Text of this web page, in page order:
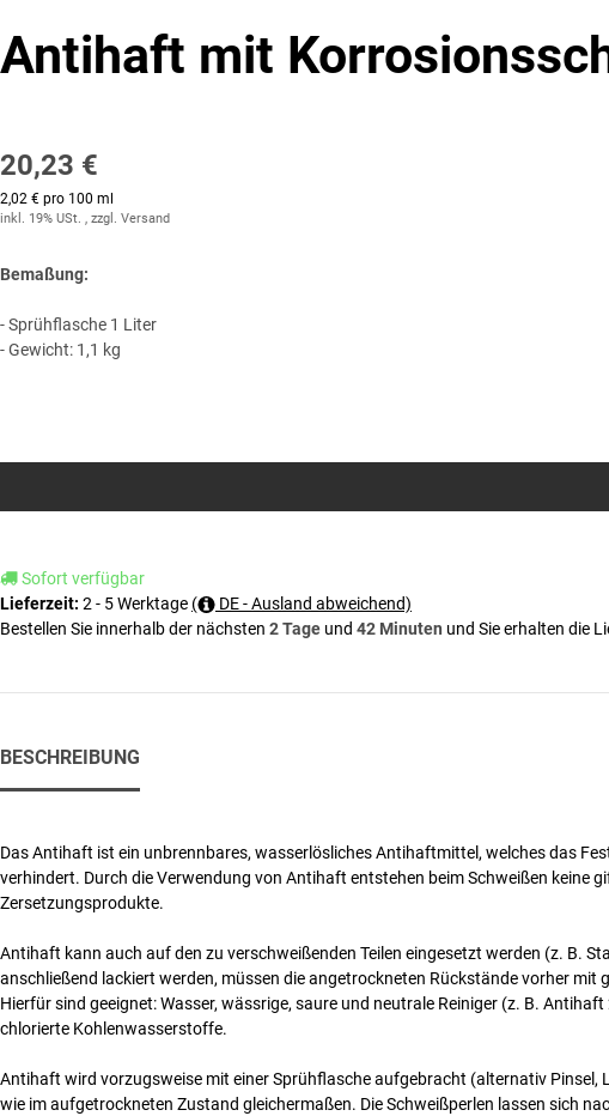
Antihaft mit
20,23 €
2,02 € pro 100 ml
inkl. 19% USt. , zzgl. Versand
Bemaßung:
- Sprühflasche 1 Liter
- Gewicht: 1,1 kg
Sofort verfügbar
Lieferzeit: 2 - 5 Werktage (
DE - Ausland abweichend)
Bestellen Sie innerhalb der nächsten 2 Tage und 42 Minuten und Sie erhalten die
BESCHREIBUNG
Das Antihaft ist ein unbrennbares, wasserlösliches Antihaftmittel, welches das
verhindert. Durch die Verwendung von Antihaft entstehen beim Schweißen keine
Zersetzungsprodukte.
Antihaft kann auch auf den zu verschweißenden Teilen eingesetzt werden (z. B.
anschließend lackiert werden, müssen die angetrockneten Rückstände vorher mit
Hierfür sind geeignet: Wasser, wässrige, saure und neutrale Reiniger (z. B.
chlorierte Kohlenwasserstoffe.
Antihaft wird vorzugsweise mit einer Sprühflasche aufgebracht (alternativ
wie im aufgetrockneten Zustand gleichermaßen. Die Schweißperlen lassen sich